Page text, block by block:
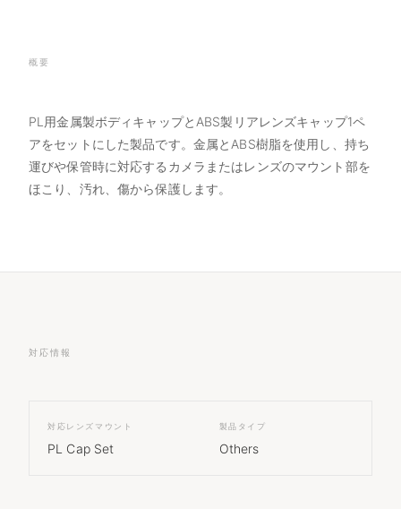
概要
PL用金属製ボディキャップとABS製リアレンズキャップ1ペ
アをセットにした製品です。金属とABS樹脂を使用し、持ち
運びや保管時に対応するカメラまたはレンズのマウント部を
ほこり、汚れ、傷から保護します。
対応情報
対応レンズマウント
PL Cap Set
製品タイプ
Others